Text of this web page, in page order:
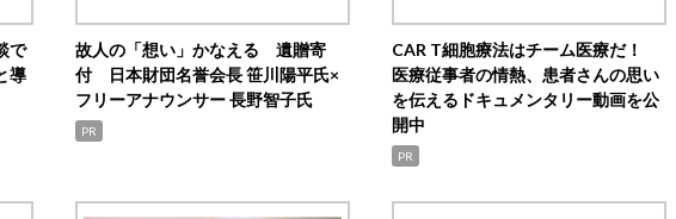
で
導
故人の「想い」かなえる 遺贈寄
付 日本財団名誉会長 笹川陽平氏×
フリーアナウンサー 長野智子氏
PR
CAR T細胞療法はチーム医療だ！
医療従事者の情熱、患者さんの思い
を伝えるドキュメンタリー動画を公
開中
PR